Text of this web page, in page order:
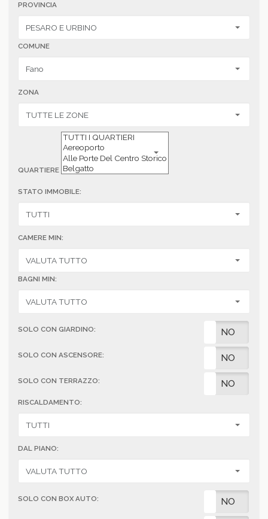
PROVINCIA
COMUNE
ZONA
QUARTIERE
STATO IMMOBILE:
CAMERE MIN:
BAGNI MIN:
SOLO CON GIARDINO: NO
SOLO CON ASCENSORE: NO
SOLO CON TERRAZZO: NO
RISCALDAMENTO:
DAL PIANO:
SOLO CON BOX AUTO: NO